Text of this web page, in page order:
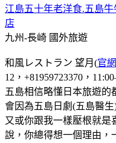
江島五十年老洋食.五島
店
九州-長崎 國外旅遊
和風レストラン 望月(官網
12，+81959723370，
五島相信略懂日本旅遊的
會因為五島日劇(五島醫
又或你跟我一樣壓根就是
說，你總得想一個理由，